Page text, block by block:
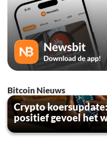
Bitcoin Nieuws
Crypto
positief gevoel het